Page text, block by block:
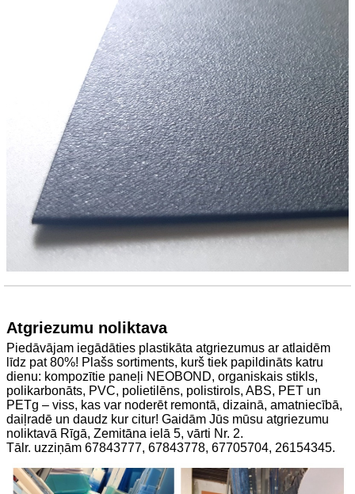
Atgriezumu noliktava
Piedāvājam iegādāties plastikāta atgriezumus ar atlaidēm
līdz pat 80%! Plašs sortiments, kurš tiek papildināts katru
dienu: kompozītie paneļi NEOBOND, organiskais stikls,
polikarbonāts, PVC, polietilēns, polistirols, ABS, PET un
PETg – viss, kas var noderēt remontā, dizainā, amatniecībā,
daiļradē un daudz kur citur! Gaidām Jūs mūsu atgriezumu
noliktavā Rīgā, Zemitāna ielā 5, vārti Nr. 2.
Tālr. uzziņām 67843777, 67843778, 67705704, 26154345.